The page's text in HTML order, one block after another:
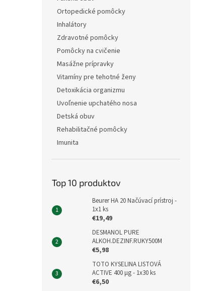
Ortopedické pomôcky
Inhalátory
Zdravotné pomôcky
Pomôcky na cvičenie
Masážne prípravky
Vitamíny pre tehotné ženy
Detoxikácia organizmu
Uvoľnenie upchatého nosa
Detská obuv
Rehabilitačné pomôcky
Imunita
Top 10 produktov
Beurer HA 20 Načúvací prístroj -
1x1 ks
€19,49
DESMANOL PURE
ALKOH.DEZINF.RUKY500M
€5,98
TOTO KYSELINA LISTOVÁ
ACTIVE 400 μg - 1x30 ks
€6,50